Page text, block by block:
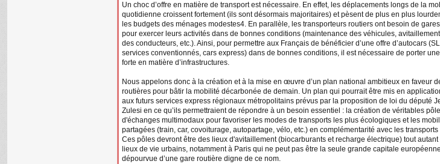
Un choc d’offre en matière de transport est nécessaire. En effet, les déplacements longs de la
quotidienne croissent fortement (ils sont désormais majoritaires) et pèsent de plus en plus
les budgets des ménages modestes4. En parallèle, les transporteurs routiers ont besoin de
pour exercer leurs activités dans de bonnes conditions (maintenance des véhicules,
des conducteurs, etc.). Ainsi, pour permettre aux Français de bénéficier d’une offre d’autocars
services conventionnés, cars express) dans de bonnes conditions, il est nécessaire de porter
forte en matière d’infrastructures.
Nous appelons donc à la création et à la mise en œuvre d’un plan national ambitieux en faveur
routières pour bâtir la mobilité décarbonée de demain. Un plan qui pourrait être mis en
aux futurs services express régionaux métropolitains prévus par la proposition de loi du député
Zulesi en ce qu’ils permettraient de répondre à un besoin essentiel : la création de véritables
d'échanges multimodaux pour favoriser les modes de transports les plus écologiques et les
partagées (train, car, covoiturage, autopartage, vélo, etc.) en complémentarité avec les
Ces pôles devront être des lieux d'avitaillement (biocarburants et recharge électrique) tout
lieux de vie urbains, notamment à Paris qui ne peut pas être la seule grande capitale européenne
dépourvue d’une gare routière digne de ce nom.